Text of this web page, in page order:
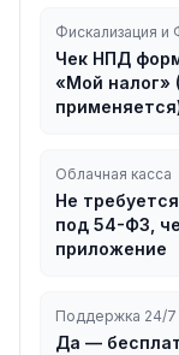
Фискализация
Чек НПД
«Мой налог»
Облачная касса
Не
под 54-ФЗ,
приложение
Поддержка 24/7
Да —